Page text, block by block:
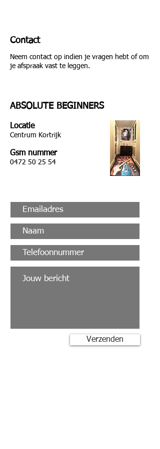
Verzenden
Contact
Neem contact op indien je vragen hebt of om
je afspraak vast te leggen.
ABSOLUTE BEGINNERS
Locatie
Centrum Kortrijk
Gsm nummer
0472 50 25 54